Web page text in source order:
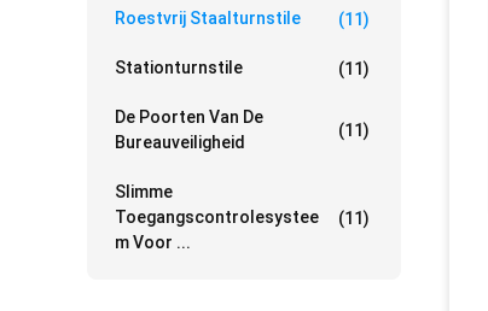
Roestvrij Staalturnstile (11)
Stationturnstile (11)
De Poorten Van De
Bureauveiligheid
(11)
Slimme
Toegangscontrolesystee
M Voor ...
(11)